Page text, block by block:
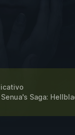
Senua's Saga: